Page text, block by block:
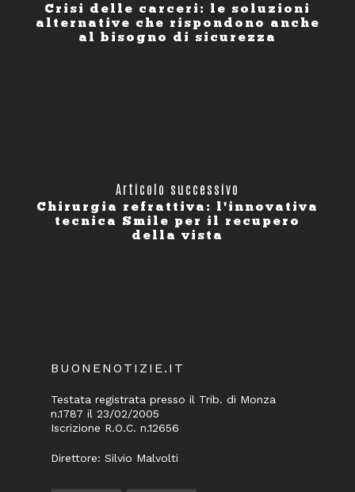
Crisi delle carceri: le soluzioni
alternative che rispondono anche
al bisogno di sicurezza
Articolo successivo
Chirurgia refrattiva: l'innovativa
tecnica Smile per il recupero
della vista
BUONENOTIZIE.IT
Testata registrata presso il Trib. di Monza
n.1787 il 23/02/2005
Iscrizione R.O.C. n.12656
Direttore: Silvio Malvolti